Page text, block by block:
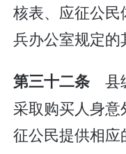
核表、应征公
兵办公室规定的
第三十二条 县
采取购买人身
征公民提供相应